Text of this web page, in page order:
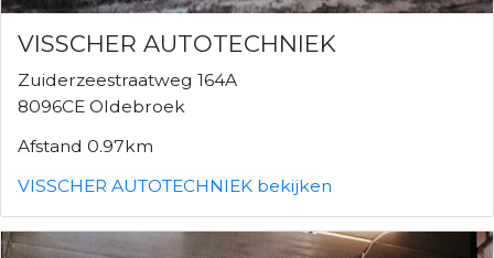
VISSCHER AUTOTECHNIEK
Zuiderzeestraatweg 164A
8096CE Oldebroek
Afstand 0.97km
VISSCHER AUTOTECHNIEK bekijken